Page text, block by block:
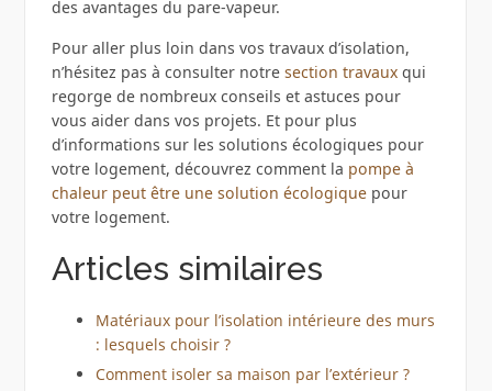
des avantages du pare-vapeur.
Pour aller plus loin dans vos travaux d’isolation,
n’hésitez pas à consulter notre section travauxqui
regorge de nombreux conseils et astuces pour
vous aider dans vos projets. Et pour plus
d’informations sur les solutions écologiques pour
votre logement, découvrez comment la pompe à
chaleur peut être une solution écologiquepour
votre logement.
Articles similaires
Matériaux pour l’isolation intérieure des murs
: lesquels choisir ?
Comment isoler sa maison par l’extérieur ?